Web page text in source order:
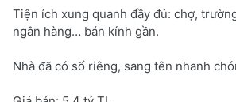
Tiện ích xung quanh đầy đủ: chợ,
ngân hàng… bán kính gần.
Nhà đã có sổ riêng, sang tên nhanh